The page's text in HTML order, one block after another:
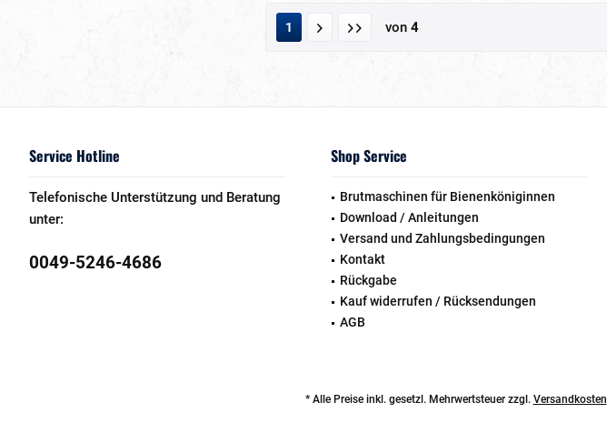
1 von 4
Service Hotline
Telefonische Unterstützung und Beratung
unter:
0049-5246-4686
Shop Service
Brutmaschinen für Bienenköniginnen
Download / Anleitungen
Versand und Zahlungsbedingungen
Kontakt
Rückgabe
Kauf widerrufen / Rücksendungen
AGB
* Alle Preise inkl. gesetzl. Mehrwertsteuer zzgl. Versandkosten